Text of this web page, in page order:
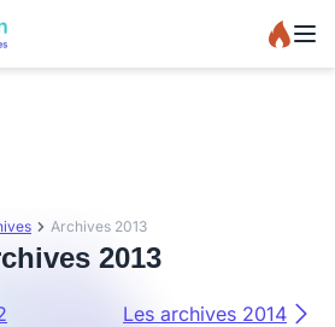
Archives 2013
2013
Les archives 2014